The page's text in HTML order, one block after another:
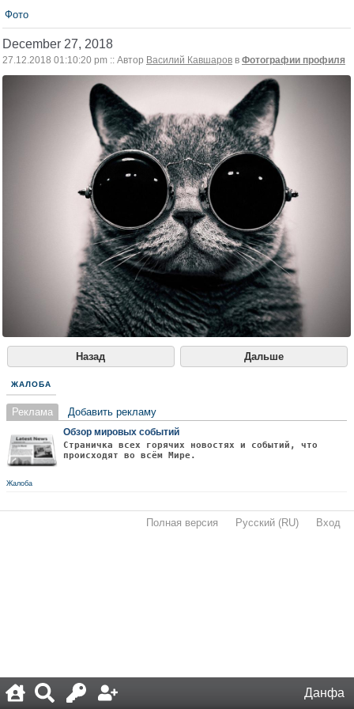
Данфа
Фото
December 27, 2018
27.12.2018 01:10:20 pm :: Автор Василий Кавшаров в Фотографии профиля
Назад Дальше
ЖАЛОБА
Реклама Добавить рекламу
Обзор мировых событий
Страничка всех горячих новостях и событий, что
происходят во всём Мире.
Жалоба
Полная версия Русский (RU) Вход